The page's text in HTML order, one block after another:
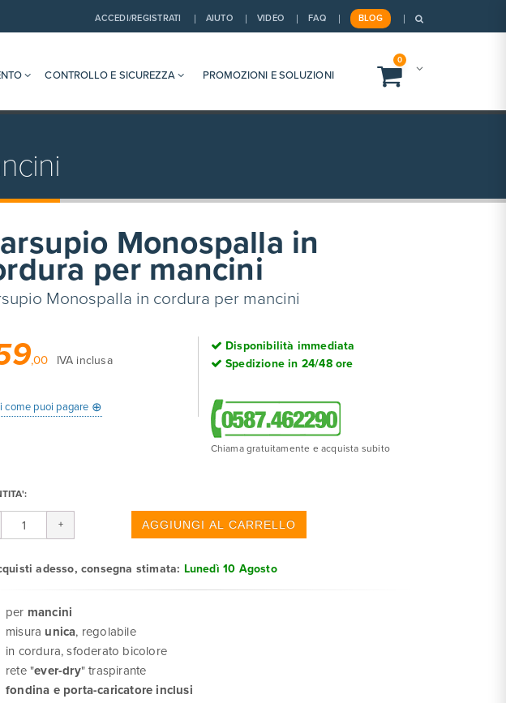
ACCEDI/REGISTRATI AIUTO VIDEO FAQ BLOG
CONTROLLO E SICUREZZA PROMOZIONI E SOLUZIONI
0
Monospalla in
per mancini
Monospalla in cordura per mancini
,00 IVA inclusa
come puoi pagare ⊕
Disponibilità immediata
Spedizione in 24/48 ore
Chiama gratuitamente e acquista subito
adesso, consegna stimata: Lunedì 10 Agosto
per mancini
misura unica, regolabile
in cordura, sfoderato bicolore
rete "ever-dry" traspirante
fondina e porta-caricatore inclusi